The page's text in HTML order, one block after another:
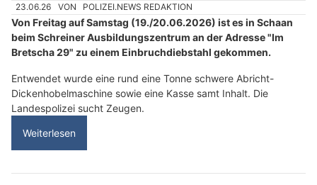
23.06.26 VON POLIZEI.NEWS REDAKTION
Von Freitag auf Samstag (19./20.06.2026) ist es in Schaan
beim Schreiner Ausbildungszentrum an der Adresse "Im
Bretscha 29" zu einem Einbruchdiebstahl gekommen.
Entwendet wurde eine rund eine Tonne schwere Abricht-
Dickenhobelmaschine sowie eine Kasse samt Inhalt. Die
Landespolizei sucht Zeugen.
Weiterlesen